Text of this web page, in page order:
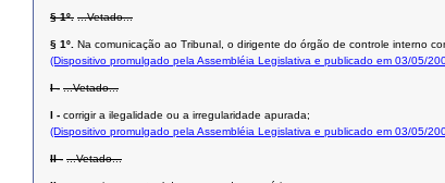
§ 1º. ...Vetado...
§ 1º. Na comunicação ao Tribunal, o dirigente do órgão de controle interno
(Dispositivo promulgado pela Assembléia Legislativa e publicado em 03/05/
I - ...Vetado...
I - corrigir a ilegalidade ou a irregularidade apurada;
(Dispositivo promulgado pela Assembléia Legislativa e publicado em 03/05/
II - ...Vetado...